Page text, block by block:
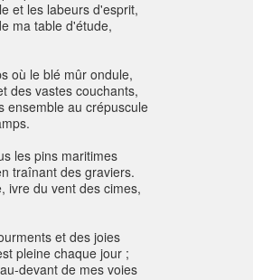
et les labeurs d'esprit,
ma table d'étude,
où le blé mûr ondule,
des vastes couchants,
ensemble au crépuscule
les pins maritimes
traînant des graviers.
ivre du vent des cimes,
et des joies
pleine chaque jour ;
devant de mes voies